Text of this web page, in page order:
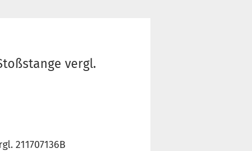
vergl.
211707136B